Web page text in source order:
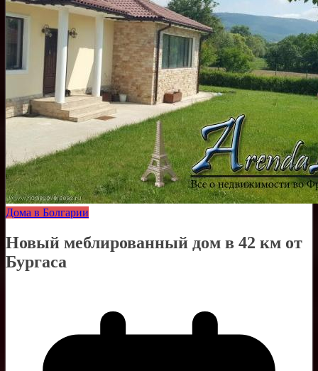
Дома в Болгарии
Новый меблированный дом в 42 км от
Бургаса